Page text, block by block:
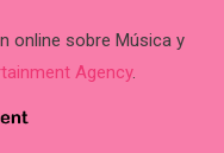
online sobre Música y
Agency.